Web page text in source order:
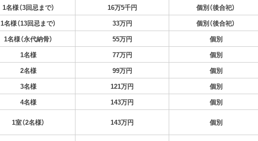
1名様（3回忌まで） 16万5千円 個別（後合祀）
1名様（13回忌まで）
33万円 個別（後合祀）
1名様（永代納骨）
55万円 個別
1名様 77万円 個別
2名様
99万円 個別
3名様
121万円 個別
4名様
143万円 個別
1室（2名様） 143万円 個別